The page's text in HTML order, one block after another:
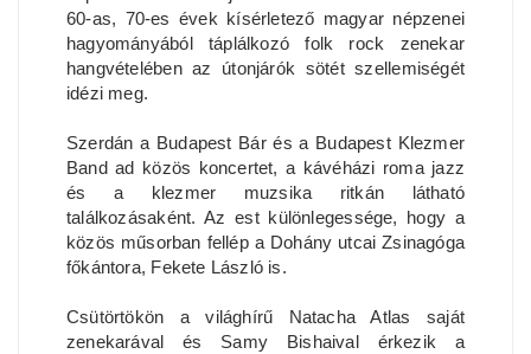
60-as, 70-es évek kísérletező magyar népzenei
hagyományából táplálkozó folk rock zenekar
hangvételében az útonjárók sötét szellemiségét
idézi meg.
Szerdán a Budapest Bár és a Budapest Klezmer
Band ad közös koncertet, a kávéházi roma jazz
és a klezmer muzsika ritkán látható
találkozásaként. Az est különlegessége, hogy a
közös műsorban fellép a Dohány utcai Zsinagóga
főkántora, Fekete László is.
Csütörtökön a világhírű Natacha Atlas saját
zenekarával és Samy Bishaival érkezik a